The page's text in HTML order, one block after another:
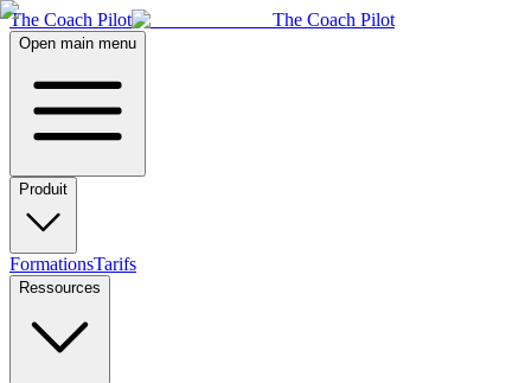
The Coach Pilot The Coach Pilot
Open main menu
Produit
FormationsTarifs
Ressources